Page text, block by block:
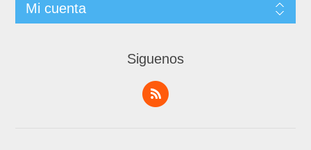
Mi cuenta
Siguenos